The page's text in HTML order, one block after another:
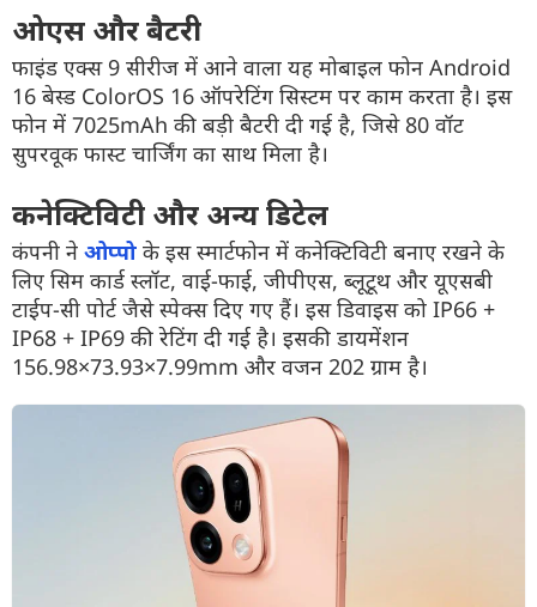
ओएस और बैटरी
फाइंड एक्स 9 सीरीज में आने वाला यह मोबाइल फोन Android
16 बेस्ड ColorOS 16 ऑपरेटिंग सिस्टम पर काम करता है। इस
फोन में 7025mAh की बड़ी बैटरी दी गई है, जिसे 80 वॉट
सुपरवूक फास्ट चार्जिंग का साथ मिला है।
कनेक्टिविटी और अन्य डिटेल
कंपनी ने ओप्पो के इस स्मार्टफोन में कनेक्टिविटी बनाए रखने के
लिए सिम कार्ड स्लॉट, वाई-फाई, जीपीएस, ब्लूटूथ और यूएसबी
टाईप-सी पोर्ट जैसे स्पेक्स दिए गए हैं। इस डिवाइस को IP66 +
IP68 + IP69 की रेटिंग दी गई है। इसकी डायमेंशन
156.98×73.93×7.99mm और वजन 202 ग्राम है।